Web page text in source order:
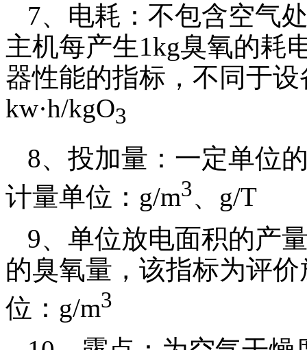
7、电耗：不包含空气
主机每产生1kg臭氧的耗
器性能的指标，不同于
kw·h/kgO3
8、投加量：一定单位
计量单位： g/m3、 g/T
9、单位放电面积的产
的臭氧量，该指标为评
位： g/m3